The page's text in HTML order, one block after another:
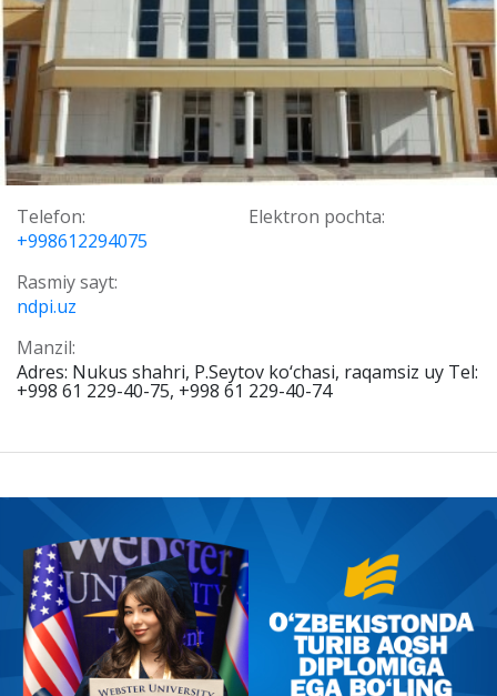
Telefon:
+998612294075
Elektron pochta:
Rasmiy sayt:
ndpi.uz
Manzil:
Adres: Nukus shahri, P.Seytov ko‘chasi, raqamsiz uy Tel:
+998 61 229-40-75, +998 61 229-40-74